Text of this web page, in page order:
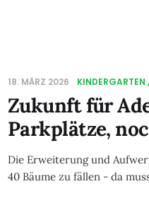
18. MÄRZ 2026 KINDERGARTEN
Zukunft für
Parkplätze,
Die Erweiterung und
40 Bäume zu fällen - da